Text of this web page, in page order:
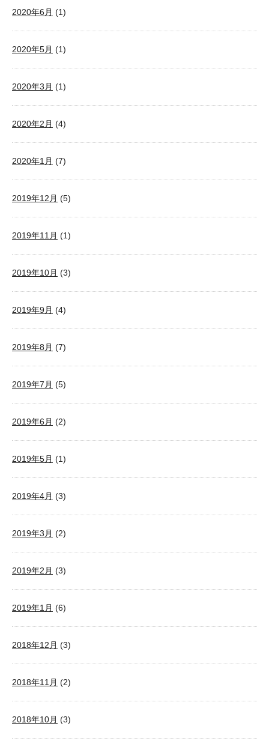
2020年6月 (1)
2020年5月 (1)
2020年3月 (1)
2020年2月 (4)
2020年1月 (7)
2019年12月 (5)
2019年11月 (1)
2019年10月 (3)
2019年9月 (4)
2019年8月 (7)
2019年7月 (5)
2019年6月 (2)
2019年5月 (1)
2019年4月 (3)
2019年3月 (2)
2019年2月 (3)
2019年1月 (6)
2018年12月 (3)
2018年11月 (2)
2018年10月 (3)